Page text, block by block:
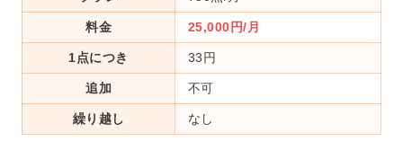
料金 25,000円/月
1点につき 33円
追加 不可
繰り越し なし